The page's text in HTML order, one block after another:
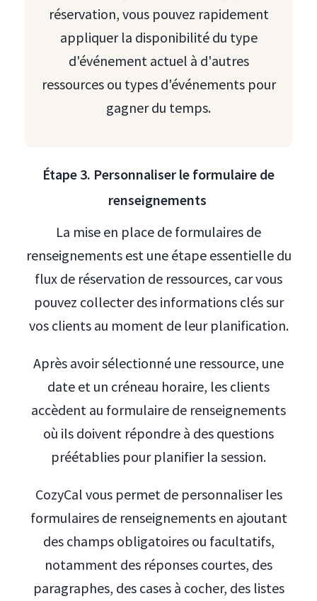
réservation, vous pouvez rapidement
appliquer la disponibilité du type
d'événement actuel à d'autres
ressources ou types d'événements pour
gagner du temps.
Étape 3. Personnaliser le formulaire de
renseignements
La mise en place de formulaires de
renseignements est une étape essentielle du
flux de réservation de ressources, car vous
pouvez collecter des informations clés sur
vos clients au moment de leur planification.
Après avoir sélectionné une ressource, une
date et un créneau horaire, les clients
accèdent au formulaire de renseignements
où ils doivent répondre à des questions
préétablies pour planifier la session.
CozyCal vous permet de personnaliser les
formulaires de renseignements en ajoutant
des champs obligatoires ou facultatifs,
notamment des réponses courtes, des
paragraphes, des cases à cocher, des listes